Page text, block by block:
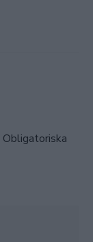
Obligatoriska